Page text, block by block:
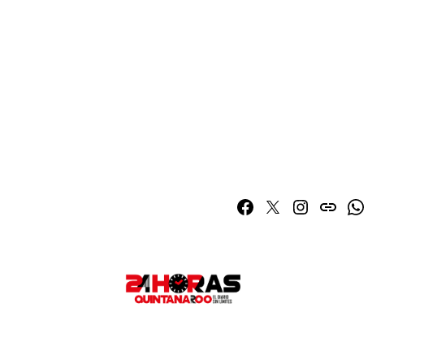
Facebook
TwitterInstagram
issuuWhatsapp